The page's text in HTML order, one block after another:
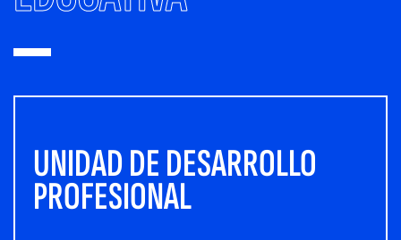
UNIDAD DE DESARROLLO
PROFESIONAL